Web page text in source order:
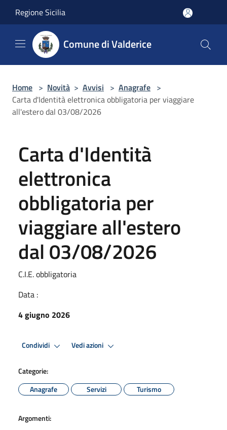
Regione Sicilia
Comune di Valderice
Home > Novità > Avvisi > Anagrafe >
Carta d'Identità elettronica obbligatoria per viaggiare
all'estero dal 03/08/2026
Carta d'Identità
elettronica
obbligatoria per
viaggiare all'estero
dal 03/08/2026
C.I.E. obbligatoria
Data :
4 giugno 2026
Condividi Vedi azioni
Categorie:
Anagrafe
Servizi Turismo
Argomenti: